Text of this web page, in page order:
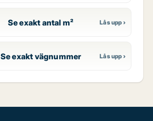
Se exakt antal m²
Se exakt vägnummer